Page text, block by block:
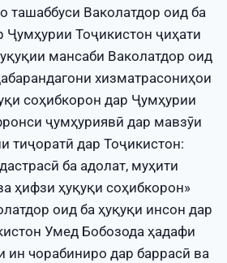
ташаббуси Ваколатдор оид ба
Ҷумҳурии Тоҷикистон ҷиҳати
мансаби Ваколатдор оид
хизматрасониҳои
соҳибкорон дар Ҷумҳурии
ҷумҳуриявӣ дар мавзӯи
тиҷоратӣ дар Тоҷикистон:
ба адолат, муҳити
ҳифзи ҳуқуқи соҳибкорон»
оид ба ҳуқуқи инсон дар
Умед Бобозода ҳадафи
ин чорабиниро дар баррасӣ ва